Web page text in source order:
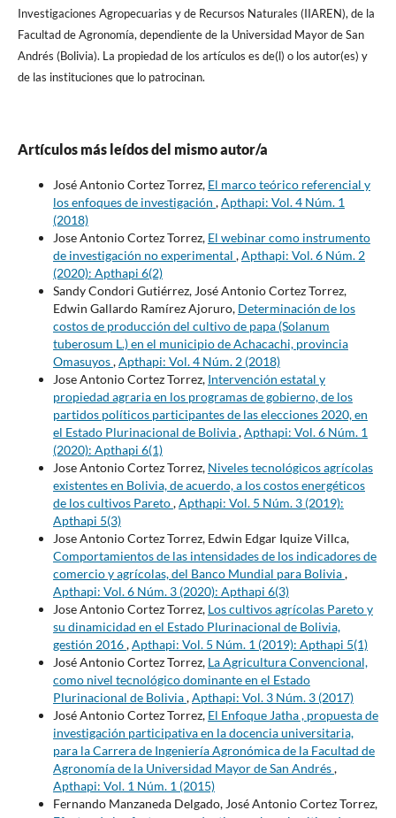
Investigaciones Agropecuarias y de Recursos Naturales (IIAREN), de la
Facultad de Agronomí­a, dependiente de la Universidad Mayor de San
Andrés (Bolivia). La propiedad de los artí­culos es de(l) o los autor(es) y
de las instituciones que lo patrocinan.
Artículos más leídos del mismo autor/a
José Antonio Cortez Torrez, El marco teórico referencial y
los enfoques de investigación ,Apthapi: Vol. 4 Núm. 1
(2018)
Jose Antonio Cortez Torrez, El webinar como instrumento
de investigación no experimental ,Apthapi: Vol. 6 Núm. 2
(2020): Apthapi 6(2)
Sandy Condori Gutiérrez, José Antonio Cortez Torrez,
Edwin Gallardo Ramírez Ajoruro, Determinación de los
costos de producción del cultivo de papa (Solanum
tuberosum L.) en el municipio de Achacachi, provincia
Omasuyos,Apthapi: Vol. 4 Núm. 2 (2018)
Jose Antonio Cortez Torrez, Intervención estatal y
propiedad agraria en los programas de gobierno, de los
partidos políticos participantes de las elecciones 2020, en
el Estado Plurinacional de Bolivia,Apthapi: Vol. 6 Núm. 1
(2020): Apthapi 6(1)
Jose Antonio Cortez Torrez, Niveles tecnológicos agrícolas
existentes en Bolivia, de acuerdo, a los costos energéticos
de los cultivos Pareto,Apthapi: Vol. 5 Núm. 3 (2019):
Apthapi 5(3)
Jose Antonio Cortez Torrez, Edwin Edgar Iquize Villca,
Comportamientos de las intensidades de los indicadores de
comercio y agrícolas, del Banco Mundial para Bolivia,
Apthapi: Vol. 6 Núm. 3 (2020): Apthapi 6(3)
Jose Antonio Cortez Torrez, Los cultivos agrícolas Pareto y
su dinamicidad en el Estado Plurinacional de Bolivia,
gestión 2016,Apthapi: Vol. 5 Núm. 1 (2019): Apthapi 5(1)
José Antonio Cortez Torrez, La Agricultura Convencional,
como nivel tecnológico dominante en el Estado
Plurinacional de Bolivia,Apthapi: Vol. 3 Núm. 3 (2017)
José Antonio Cortez Torrez, El Enfoque Jatha , propuesta de
investigación participativa en la docencia universitaria,
para la Carrera de Ingeniería Agronómica de la Facultad de
Agronomía de la Universidad Mayor de San Andrés,
Apthapi: Vol. 1 Núm. 1 (2015)
Fernando Manzaneda Delgado, José Antonio Cortez Torrez,